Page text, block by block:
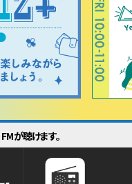
が聴けます。